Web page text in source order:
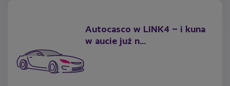
Autocasco w LINK4 – i kuna
w aucie już n...